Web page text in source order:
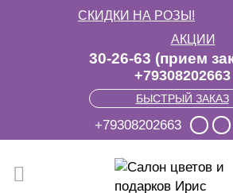
СКИДКИ НА РОЗЫ!
АКЦИИ
30-26-63 (прием
+79308202663
БЫСТРЫЙ ЗАКАЗ
+79308202663